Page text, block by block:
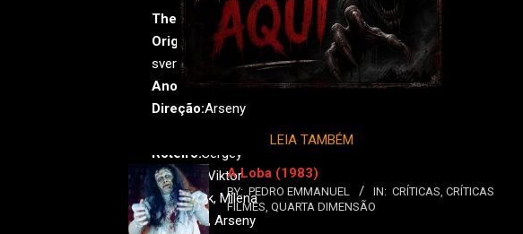
The Superdeep
Original:
Kolskaya
sverhglubokaya
Ano:
2020• País: Rússia
Direção:Arseny
Roteiro:Sergey
Torchilin, Viktor
Bondaryuk, Milena
Radulovic, Arseny
LEIA TAMBÉM
A Loba (1983)
BY: PEDRO EMMANUEL IN: CRÍTICAS, CRÍTICAS
FILMES, QUARTA DIMENSÃO